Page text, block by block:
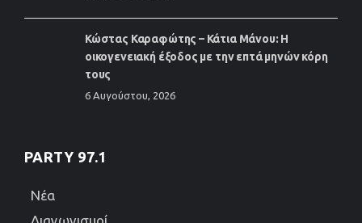
Κώστας Καραφώτης – Κάτια Μάνου: Η
οικογενειακή έξοδος με την επτά μηνών κόρη
τους
6 Αυγούστου, 2026
PARTY 97.1
Νέα